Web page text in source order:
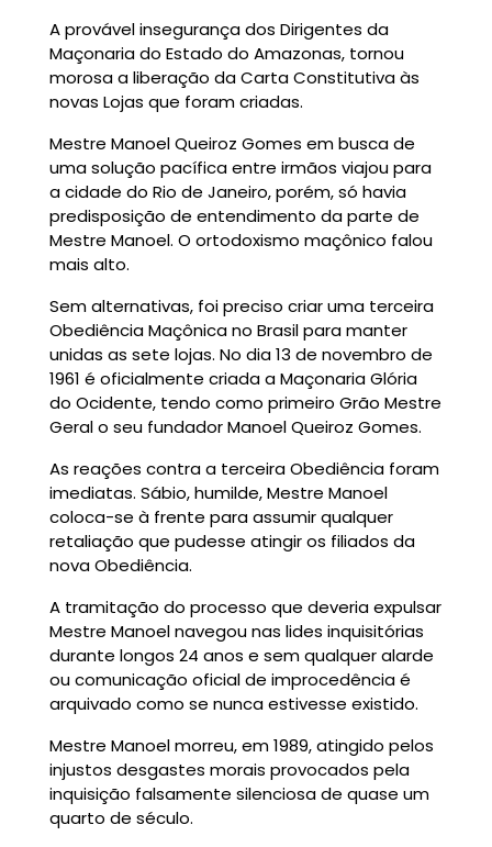
A provável insegurança dos Dirigentes da
Maçonaria do Estado do Amazonas, tornou
morosa a liberação da Carta Constitutiva às
novas Lojas que foram criadas.
Mestre Manoel Queiroz Gomes em busca de
uma solução pacífica entre irmãos viajou para
a cidade do Rio de Janeiro, porém, só havia
predisposição de entendimento da parte de
Mestre Manoel. O ortodoxismo maçônico falou
mais alto.
Sem alternativas, foi preciso criar uma terceira
Obediência Maçônica no Brasil para manter
unidas as sete lojas. No dia 13 de novembro de
1961 é oficialmente criada a Maçonaria Glória
do Ocidente, tendo como primeiro Grão Mestre
Geral o seu fundador Manoel Queiroz Gomes.
As reações contra a terceira Obediência foram
imediatas. Sábio, humilde, Mestre Manoel
coloca-se à frente para assumir qualquer
retaliação que pudesse atingir os filiados da
nova Obediência.
A tramitação do processo que deveria expulsar
Mestre Manoel navegou nas lides inquisitórias
durante longos 24 anos e sem qualquer alarde
ou comunicação oficial de improcedência é
arquivado como se nunca estivesse existido.
Mestre Manoel morreu, em 1989, atingido pelos
injustos desgastes morais provocados pela
inquisição falsamente silenciosa de quase um
quarto de século.